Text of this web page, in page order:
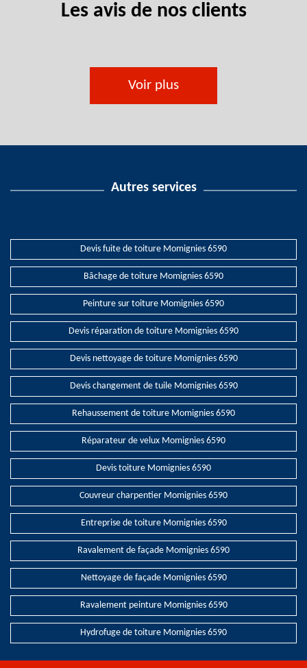
Les avis de nos clients
Voir plus
Autres services
Devis fuite de toiture Momignies 6590
Bâchage de toiture Momignies 6590
Peinture sur toiture Momignies 6590
Devis réparation de toiture Momignies 6590
Devis nettoyage de toiture Momignies 6590
Devis changement de tuile Momignies 6590
Rehaussement de toiture Momignies 6590
Réparateur de velux Momignies 6590
Devis toiture Momignies 6590
Couvreur charpentier Momignies 6590
Entreprise de toiture Momignies 6590
Ravalement de façade Momignies 6590
Nettoyage de façade Momignies 6590
Ravalement peinture Momignies 6590
Hydrofuge de toiture Momignies 6590